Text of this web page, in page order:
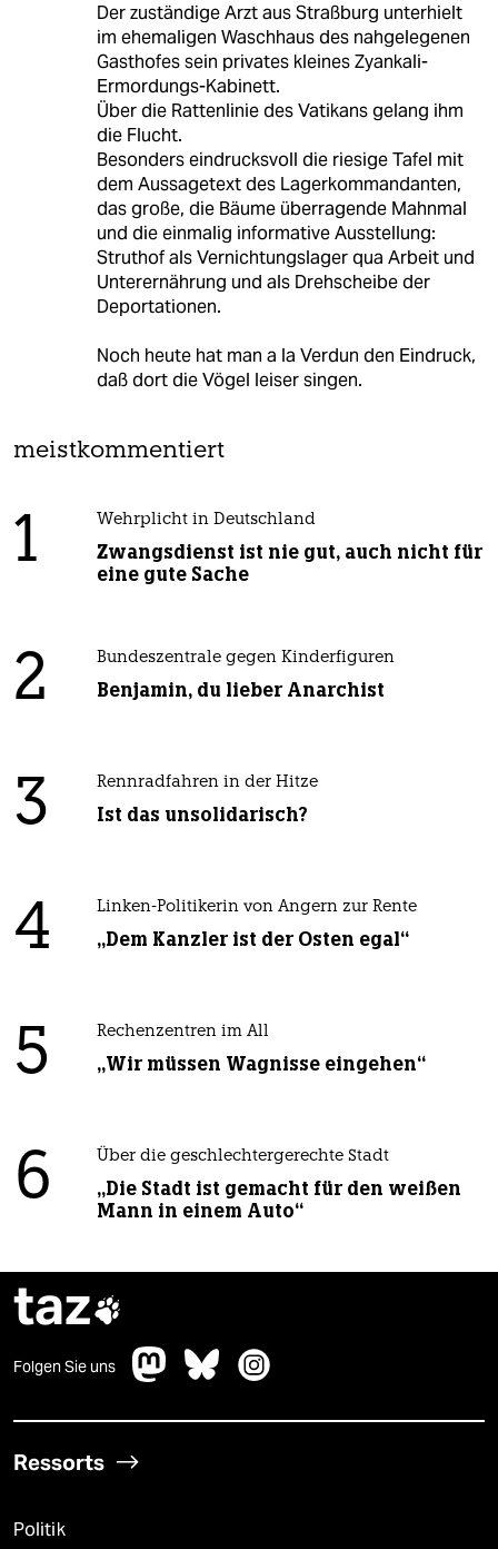
Der zuständige Arzt aus Straßburg unterhielt
im ehemaligen Waschhaus des nahgelegenen
Gasthofes sein privates kleines Zyankali-
Ermordungs-Kabinett.
Über die Rattenlinie des Vatikans gelang ihm
die Flucht.
Besonders eindrucksvoll die riesige Tafel mit
dem Aussagetext des Lagerkommandanten,
das große, die Bäume überragende Mahnmal
und die einmalig informative Ausstellung:
Struthof als Vernichtungslager qua Arbeit und
Unterernährung und als Drehscheibe der
Deportationen.
Noch heute hat man a la Verdun den Eindruck,
daß dort die Vögel leiser singen.
meistkommentiert
1 Wehrplicht in Deutschland
Zwangsdienst ist nie gut, auch nicht für
eine gute Sache
2 Bundeszentrale gegen Kinderfiguren
Benjamin, du lieber Anarchist
3 Rennradfahren in der Hitze
Ist das unsolidarisch?
4 Linken-Politikerin von Angern zur Rente
„Dem Kanzler ist der Osten egal“
5 Rechenzentren im All
„Wir müssen Wagnisse eingehen“
6 Über die geschlechtergerechte Stadt
„Die Stadt ist gemacht für den weißen
Mann in einem Auto“
taz
Folgen Sie uns
Ressorts
Politik